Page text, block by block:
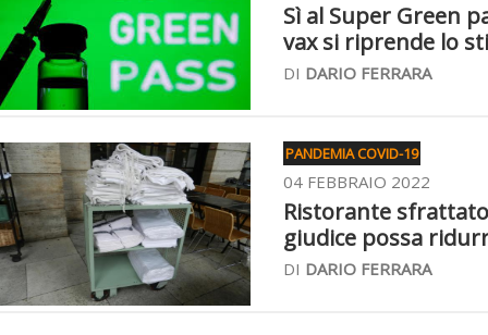
Sì al Super Green
vax si riprende lo
DI DARIO FERRARA
PANDEMIA COVID-19
04 FEBBRAIO 2022
Ristorante
giudice possa
DI DARIO FERRARA